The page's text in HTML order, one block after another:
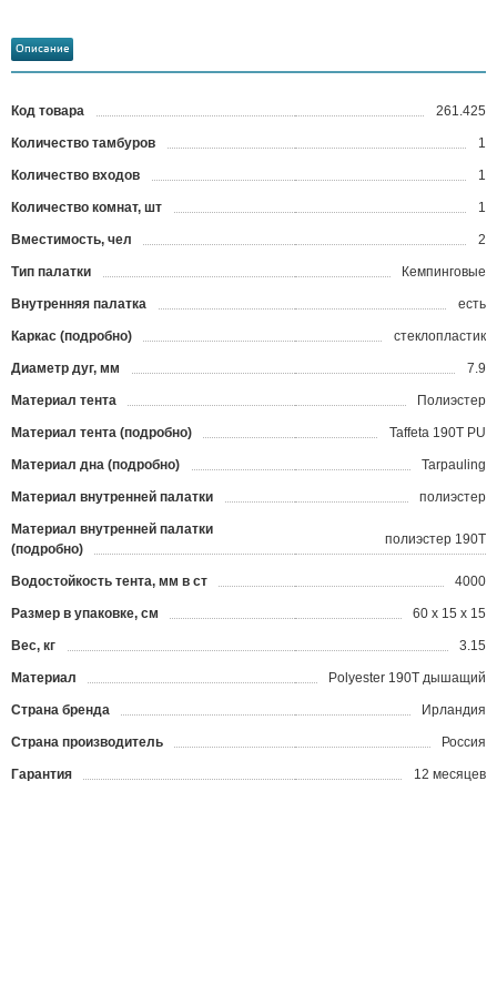
Описание
Код товара 261.425
Количество тамбуров 1
Количество входов 1
Количество комнат, шт 1
Вместимость, чел 2
Тип палатки Кемпинговые
Внутренняя палатка есть
Каркас (подробно) стеклопластик
Диаметр дуг, мм 7.9
Материал тента Полиэстер
Материал тента (подробно) Taffeta 190T PU
Материал дна (подробно) Tarpauling
Материал внутренней палатки полиэстер
Материал внутренней палатки
(подробно)
полиэстер 190T
Водостойкость тента, мм в ст 4000
Размер в упаковке, см 60 х 15 х 15
Вес, кг 3.15
Материал Polyester 190T дышащий
Страна бренда Ирландия
Страна производитель Россия
Гарантия 12 месяцев